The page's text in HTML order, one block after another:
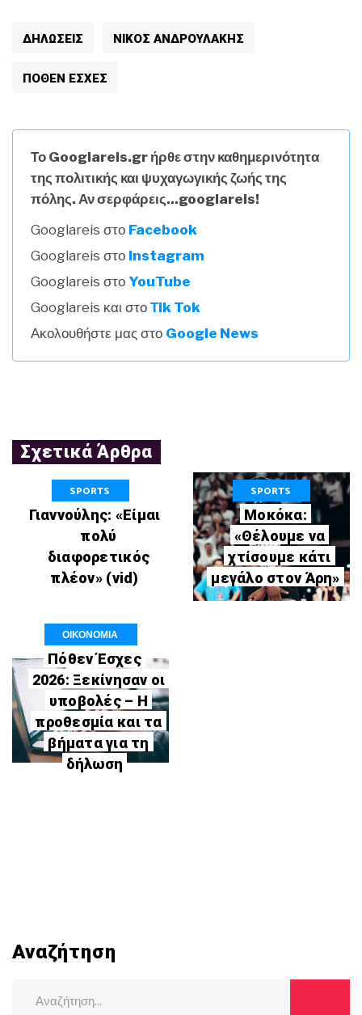
ΔΗΛΏΣΕΙΣ ΝΙΚΟΣ ΑΝΔΡΟΥΛΑΚΗΣ
ΠΟΘΕΝ ΕΣΧΕΣ
Το Googlareis.gr ήρθε στην καθημερινότητα
της πολιτικής και ψυχαγωγικής ζωής της
πόλης. Αν σερφάρεις...googlareis!
Googlareis στο Facebook
Googlareis στο Instagram
Googlareis στο YouTube
Googlareis και στο Τik Tok
Ακολουθήστε μας στο Google News
Σχετικά Άρθρα
SPORTS
Γιαννούλης: «Είμαι
πολύ
διαφορετικός
πλέον» (vid)
SPORTS
Μοκόκα:
«Θέλουμε να
χτίσουμε κάτι
μεγάλο στον Άρη»
ΟΙΚΟΝΟΜΙΑ
Πόθεν Έσχες
2026: Ξεκίνησαν οι
υποβολές – Η
προθεσμία και τα
βήματα για τη
δήλωση
Αναζήτηση